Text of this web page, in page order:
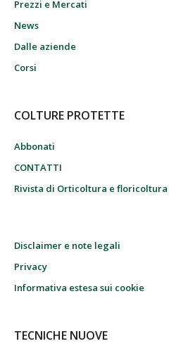
Prezzi e Mercati
News
Dalle aziende
Corsi
COLTURE PROTETTE
Abbonati
CONTATTI
Rivista di Orticoltura e floricoltura
Disclaimer e note legali
Privacy
Informativa estesa sui cookie
TECNICHE NUOVE